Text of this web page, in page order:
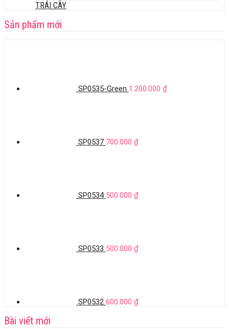
TRÁI CÂY
Sản phẩm mới
SP0535-Green 1.200.000 ₫
SP0537 700.000 ₫
SP0534 500.000 ₫
SP0533 500.000 ₫
SP0532 600.000 ₫
Bài viết mới